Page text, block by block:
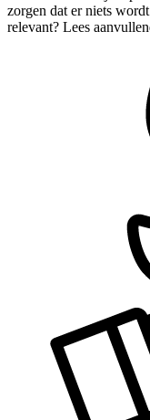
zorgen dat er niets
relevant? Lees